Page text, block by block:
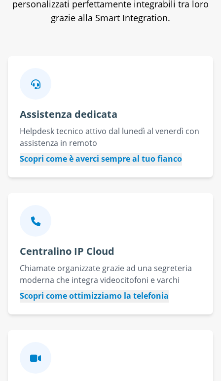
personalizzati perfettamente integrabili tra loro
grazie alla Smart Integration.
Assistenza dedicata
Helpdesk tecnico attivo dal lunedì al venerdì con
assistenza in remoto
Scopri come è averci sempre al tuo fianco
Centralino IP Cloud
Chiamate organizzate grazie ad una segreteria
moderna che integra videocitofoni e varchi
Scopri come ottimizziamo la telefonia